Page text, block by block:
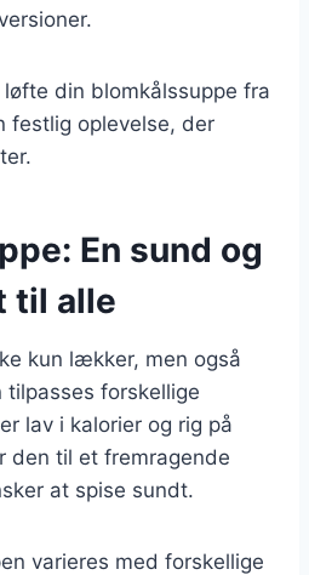
din blomkålssuppe fra
festlig oplevelse, der
En sund og
til alle
kun lækker, men også
forskellige
lav i kalorier og rig på
den til et fremragende
at spise sundt.
varieres med forskellige